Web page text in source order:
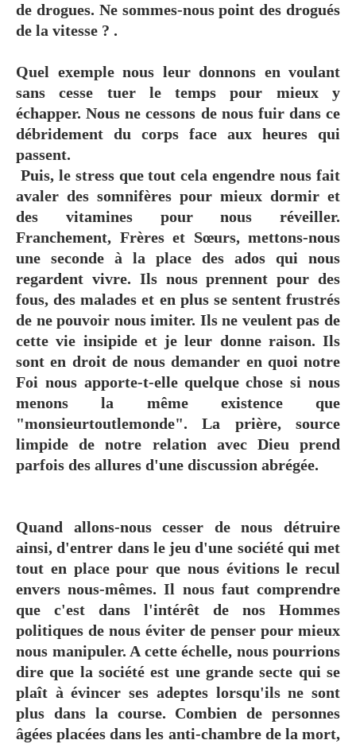
de drogues. Ne sommes-nous point des drogués
de la vitesse ? .
Quel exemple nous leur donnons en voulant
sans cesse tuer le temps pour mieux y
échapper. Nous ne cessons de nous fuir dans ce
débridement du corps face aux heures qui
passent.
Puis, le stress que tout cela engendre nous fait
avaler des somnifères pour mieux dormir et
des vitamines pour nous réveiller.
Franchement, Frères et Sœurs, mettons-nous
une seconde à la place des ados qui nous
regardent vivre. Ils nous prennent pour des
fous, des malades et en plus se sentent frustrés
de ne pouvoir nous imiter. Ils ne veulent pas de
cette vie insipide et je leur donne raison. Ils
sont en droit de nous demander en quoi notre
Foi nous apporte-t-elle quelque chose si nous
menons la même existence que
"monsieurtoutlemonde". La prière, source
limpide de notre relation avec Dieu prend
parfois des allures d'une discussion abrégée.
Quand allons-nous cesser de nous détruire
ainsi, d'entrer dans le jeu d'une société qui met
tout en place pour que nous évitions le recul
envers nous-mêmes. Il nous faut comprendre
que c'est dans l'intérêt de nos Hommes
politiques de nous éviter de penser pour mieux
nous manipuler. A cette échelle, nous pourrions
dire que la société est une grande secte qui se
plaît à évincer ses adeptes lorsqu'ils ne sont
plus dans la course. Combien de personnes
âgées placées dans les anti-chambre de la mort,